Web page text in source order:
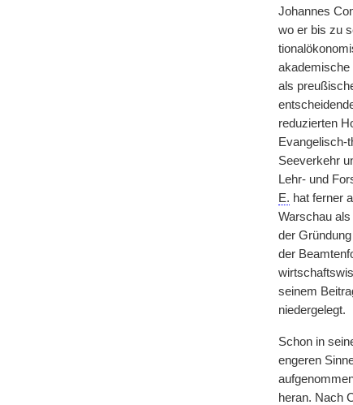
Johannes
wo er bis zu
akademische
als
reduzierten
Evangelisch-
Seeverkehr
Lehr- und
E. hat ferner
Warschau
der
der
seinem
niedergelegt.
Schon in
engeren
heran. Nach